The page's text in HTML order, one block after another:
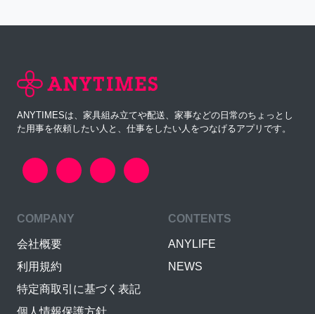
ANYTIMESは、家具組み立てや配送、家事などの日常のちょっとし
た用事を依頼したい人と、仕事をしたい人をつなげるアプリです。
COMPANY
会社概要
利用規約
特定商取引に基づく表記
CONTENTS
ANYLIFE
NEWS